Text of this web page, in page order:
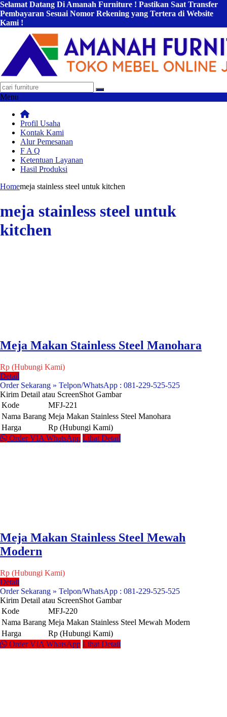
Selamat Datang Di Amanah Furniture ! Pastikan Saat Transfer
Pembayaran Sesuai Nomor Rekening yang Tertera di Website
Kami !
Menu
Profil Usaha
Kontak Kami
Alur Pemesanan
F A Q
Ketentuan Layanan
Hasil Produksi
Homemeja stainless steel untuk kitchen
meja stainless steel untuk
kitchen
Meja Makan Stainless Steel Manohara
Rp (Hubungi Kami)
Detail
Order Sekarang » Telpon/WhatsApp : 081-229-525-525
Kirim Detail atau ScreenShot Gambar
Kode
MFJ-221
Nama Barang Meja Makan Stainless Steel Manohara
Harga
Rp (Hubungi Kami)
Order VIA WhatsApp Lihat Detail
Meja Makan Stainless Steel Mewah
Modern
Rp (Hubungi Kami)
Detail
Order Sekarang » Telpon/WhatsApp : 081-229-525-525
Kirim Detail atau ScreenShot Gambar
Kode
MFJ-220
Nama Barang Meja Makan Stainless Steel Mewah Modern
Harga
Rp (Hubungi Kami)
Order VIA WhatsApp Lihat Detail